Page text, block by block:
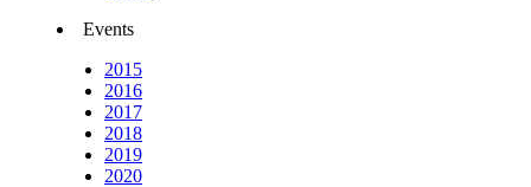
Events
2015
2016
2017
2018
2019
2020